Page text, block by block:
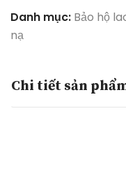
Danh mục: Bảo hộ
nạ
Chi tiết sản